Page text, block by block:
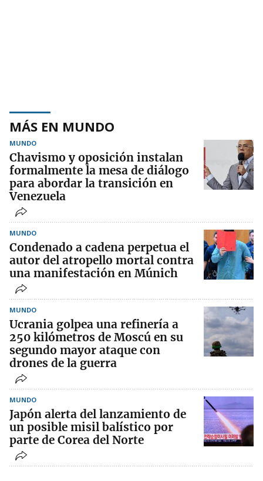
MÁS EN MUNDO
MUNDO
Chavismo y oposición instalan
formalmente la mesa de diálogo
para abordar la transición en
Venezuela
MUNDO
Condenado a cadena perpetua el
autor del atropello mortal contra
una manifestación en Múnich
MUNDO
Ucrania golpea una refinería a
250 kilómetros de Moscú en su
segundo mayor ataque con
drones de la guerra
MUNDO
Japón alerta del lanzamiento de
un posible misil balístico por
parte de Corea del Norte